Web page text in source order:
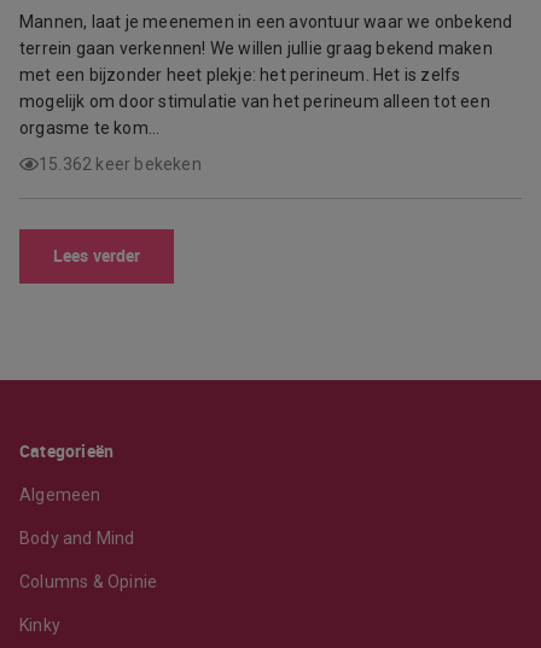
Mannen, laat je meenemen in een avontuur waar we onbekend
terrein gaan verkennen! We willen jullie graag bekend maken
met een bijzonder heet plekje: het perineum. Het is zelfs
mogelijk om door stimulatie van het perineum alleen tot een
orgasme te kom…
15.362 keer bekeken
Lees verder
Categorieën
Algemeen
Body and Mind
Columns & Opinie
Kinky